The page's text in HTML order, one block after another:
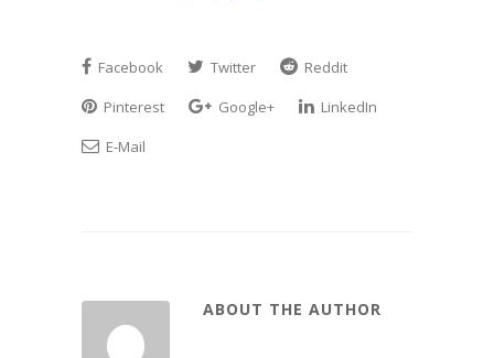
Facebook Twitter
Reddit
Pinterest
Google+
LinkedIn
E-Mail
ABOUT THE AUTHOR